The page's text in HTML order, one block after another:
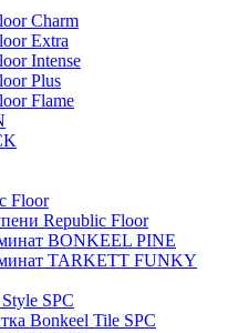
Charm
Extra
Intense
Plus
Flame
Floor
Republic Floor
BONKEEL PINE
TARKETT FUNKY
SPC
Bonkeel Tile SPC